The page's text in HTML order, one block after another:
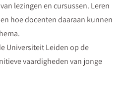
lezingen en cursussen. Leren
hoe docenten daaraan kunnen
Universiteit Leiden op de
vaardigheden van jonge